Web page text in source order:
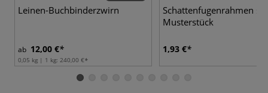
Leinen-Buchbinderzwirn
ab 12,00 €
0,05 kg | 1 kg: 240,00 €
Schattenfugenrahmen
Musterstück
1,93 €